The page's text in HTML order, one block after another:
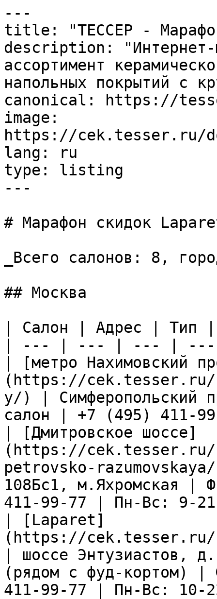
---
title: "ТЕССЕР -
description: "Интернет-
ассортимент
напольных покрытий с
canonical: https://
image:
https://cek.tesser.ru/
lang: ru
type: listing
---
# Марафон скидок
_Всего салонов: 8,
## Москва
| Салон | Адрес | Тип |
| --- | --- | --- |
| [метро Нахимовский
(https://cek.tesser.ru/
y/) | Симферопольский
салон | +7 (495) 411-
| [Дмитровское шоссе]
(https://cek.tesser.ru/
petrovsko-
108Бс1, м.Яхромская |
411-99-77 | Пн-Вс: 9-
| [Laparet]
(https://cek.tesser.ru/
| шоссе Энтузиастов,
(рядом с фуд-кортом) |
411-99-77 | Пн-Вс: 10-